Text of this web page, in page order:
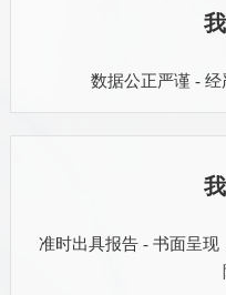
数据公正严谨 -
准时出具报告 - 书面呈